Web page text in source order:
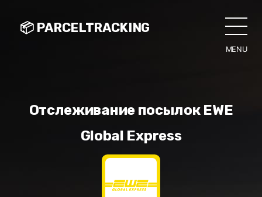
MENU
📦 PARCELTRACKING
Отслеживание посылок EWE
Global Express